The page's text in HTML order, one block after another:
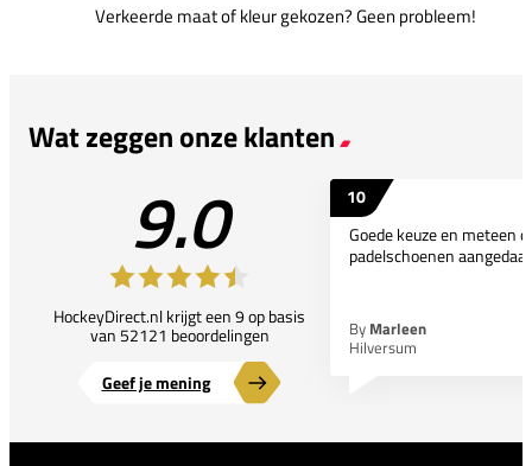
Verkeerde maat of kleur gekozen? Geen probleem!
Wat zeggen onze klanten
9.0
HockeyDirect.nl krijgt een 9 op basis
van 52121 beoordelingen
Geef je mening
10
Goede keuze en meteen
padelschoenen
By Marleen
Hilversum